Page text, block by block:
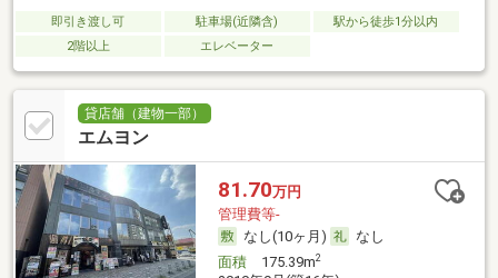
即引き渡し可 駐車場(近隣含)
駅から徒歩1分以内
2階以上
エレベーター
貸店舗（建物一部）
エムヨン
81.70万円
管理費等-
なし(10ヶ月)
なし
面積175.39m2